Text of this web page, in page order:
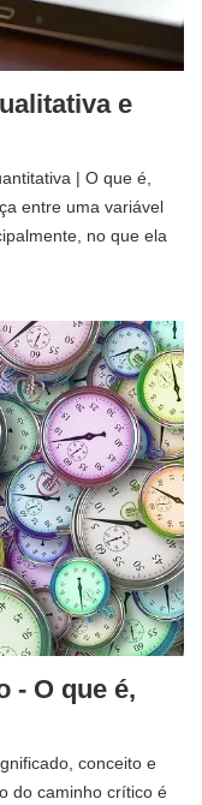
e
| O que é,
entre uma variável
no que ela
- O que é,
conceito e
do caminho crítico é